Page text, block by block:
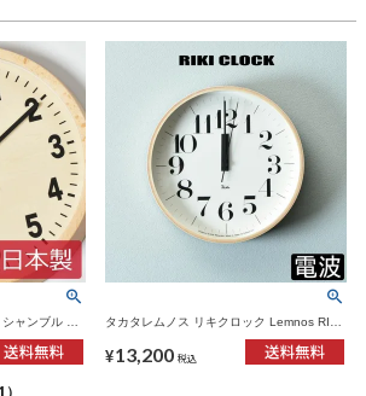
ャンブル パ
雑貨・電波時
）
タカタレムノス リキクロック Lemnos RIKI
CLOCK RC WR 20-02 | インテリア雑貨・掛
け時計
¥13,200 税込